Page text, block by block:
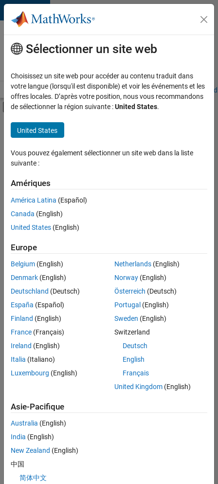
Passer au contenu
Votre
carrière
chez
Accueil Explorer nos opportunités Adresses de nos bureaux
Activer/désactiver l'affichage du menu
Contenu principal
FILTRER PAR
Stages
Rédaction technique
Actuellement,
aucune
offre
d'emploi
correspondant
à vos
critères
de
recherche.
Vous
pouvez
élargir
votre
recherche
ou
afficher
l’ensemble
d'emploi.
malgré
tout
vous
trouvez
pas
Sélectionner un site web
Choisissez un site web pour accéder au contenu traduit dans
votre langue (lorsqu'il est disponible) et voir les événements et les
offres locales. D’après votre position, nous vous recommandons
de sélectionner la région suivante :United States.
United States
Vous pouvez également sélectionner un site web dans la liste
suivante :
Amériques
América Latina (Español)
Canada (English)
United States (English)
Europe
Belgium (English)
Denmark (English)
Deutschland (Deutsch)
España (Español)
Finland (English)
France (Français)
Ireland (English)
Italia (Italiano)
Luxembourg (English)
Netherlands(English)
Norway(English)
Österreich (Deutsch)
Portugal (English)
Sweden (English)
Switzerland
Deutsch
English
Français
United Kingdom(English)
Asie-Pacifique
Australia (English)
India (English)
New Zealand (English)
中国
简体中文